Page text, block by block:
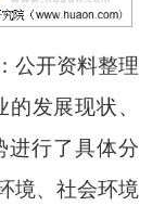
公开资料整理
发展现状、
进行了具体分
境、社会环境